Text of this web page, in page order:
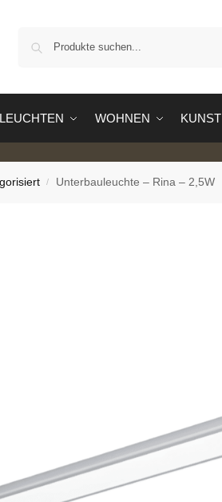
LEUCHTEN WOHNEN KUNST
/ Unterbauleuchte – Rina – 2,5W